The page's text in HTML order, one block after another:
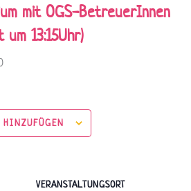
mit OGS-BetreuerInnen
13:15Uhr)
VERANSTALTUNGSORT